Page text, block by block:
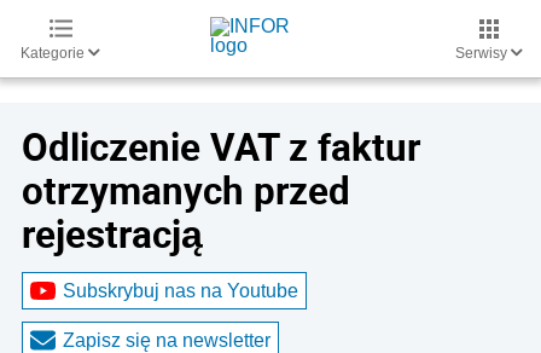
Kategorie Serwisy
Odliczenie VAT z faktur
otrzymanych przed
rejestracją
Subskrybuj nas na Youtube
Zapisz się na newsletter